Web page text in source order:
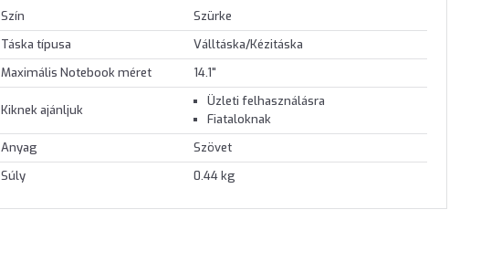
Szín
Szürke
Táska típusa
Válltáska/Kézitáska
Maximális Notebook méret
14.1"
Kiknek ajánljuk
Üzleti felhasználásra
Fiataloknak
Anyag
Szövet
Súly
0.44 kg